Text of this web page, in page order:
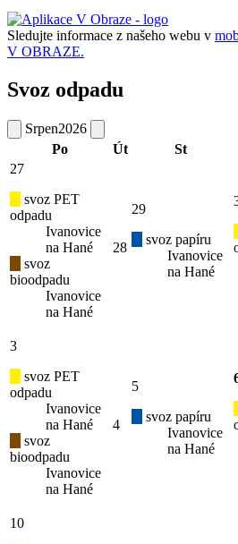
Sledujte informace z našeho webu v
V OBRAZE.
Svoz odpadu
Srpen2026
Po
Út St
27
svoz PET
odpadu
Ivanovice
na Hané
svoz
bioodpadu
Ivanovice
na Hané
28
29
svoz papíru
Ivanovice
na Hané
3
svoz PET
odpadu
Ivanovice
na Hané
svoz
bioodpadu
Ivanovice
na Hané
4
5
svoz papíru
Ivanovice
na Hané
10